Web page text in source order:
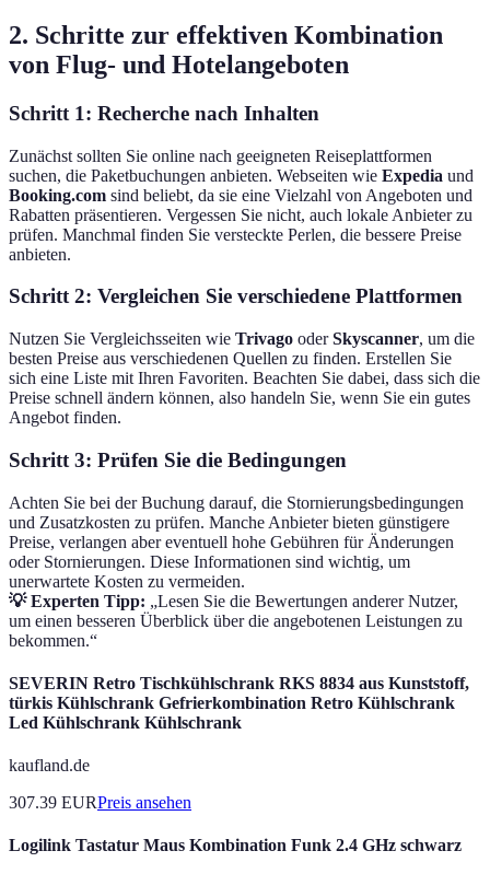
2. Schritte zur effektiven Kombination
von Flug- und Hotelangeboten
Schritt 1: Recherche nach Inhalten
Zunächst sollten Sie online nach geeigneten Reiseplattformen
suchen, die Paketbuchungen anbieten. Webseiten wie Expedia und
Booking.com sind beliebt, da sie eine Vielzahl von Angeboten und
Rabatten präsentieren. Vergessen Sie nicht, auch lokale Anbieter zu
prüfen. Manchmal finden Sie versteckte Perlen, die bessere Preise
anbieten.
Schritt 2: Vergleichen Sie verschiedene Plattformen
Nutzen Sie Vergleichsseiten wie Trivago oderSkyscanner, um die
besten Preise aus verschiedenen Quellen zu finden. Erstellen Sie
sich eine Liste mit Ihren Favoriten. Beachten Sie dabei, dass sich die
Preise schnell ändern können, also handeln Sie, wenn Sie ein gutes
Angebot finden.
Schritt 3: Prüfen Sie die Bedingungen
Achten Sie bei der Buchung darauf, die Stornierungsbedingungen
und Zusatzkosten zu prüfen. Manche Anbieter bieten günstigere
Preise, verlangen aber eventuell hohe Gebühren für Änderungen
oder Stornierungen. Diese Informationen sind wichtig, um
unerwartete Kosten zu vermeiden.
💡 Experten Tipp: „Lesen Sie die Bewertungen anderer Nutzer,
um einen besseren Überblick über die angebotenen Leistungen zu
bekommen.“
SEVERIN Retro Tischkühlschrank RKS 8834 aus Kunststoff,
türkis Kühlschrank Gefrierkombination Retro Kühlschrank
Led Kühlschrank Kühlschrank
kaufland.de
307.39 EURPreis ansehen
Logilink Tastatur Maus Kombination Funk 2.4 GHz schwarz